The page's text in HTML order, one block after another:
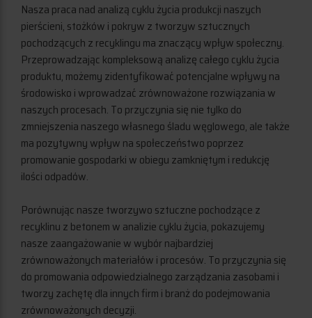
Nasza praca nad analizą cyklu życia produkcji naszych
pierścieni, stożków i pokryw z tworzyw sztucznych
pochodzących z recyklingu ma znaczący wpływ społeczny.
Przeprowadzając kompleksową analizę całego cyklu życia
produktu, możemy zidentyfikować potencjalne wpływy na
środowisko i wprowadzać zrównoważone rozwiązania w
naszych procesach. To przyczynia się nie tylko do
zmniejszenia naszego własnego śladu węglowego, ale także
ma pozytywny wpływ na społeczeństwo poprzez
promowanie gospodarki w obiegu zamkniętym i redukcję
ilości odpadów.
Porównując nasze tworzywo sztuczne pochodzące z
recyklinu z betonem w analizie cyklu życia, pokazujemy
nasze zaangażowanie w wybór najbardziej
zrównoważonych materiałów i procesów. To przyczynia się
do promowania odpowiedzialnego zarządzania zasobami i
tworzy zachętę dla innych firm i branż do podejmowania
zrównoważonych decyzji.